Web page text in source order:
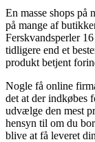
En masse shops på
på mange af
Ferskvandsperler
tidligere end et
produkt betjent
Nogle få online
det at der indkøbes
udvælge den mest
hensyn til om du
blive at få leveret